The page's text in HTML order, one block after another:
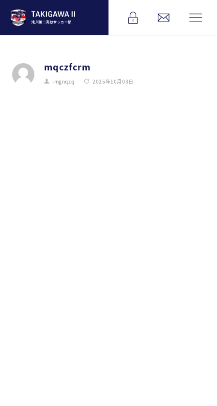
滝川第二高校サッカー部
mqczfcrm
imgnqzq 2025年10月03日